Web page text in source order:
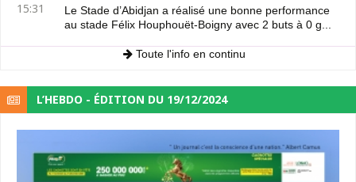
15:31
Le Stade d’Abidjan a réalisé une bonne performance
au stade Félix Houphouët-Boigny avec 2 buts à 0 g...
Toute l'info en continu
L’HEBDO - ÉDITION DU 19/12/2024